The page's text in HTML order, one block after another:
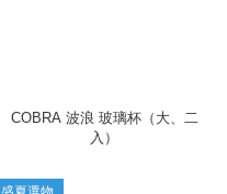
COBRA 波浪 玻璃杯（大、二
入）